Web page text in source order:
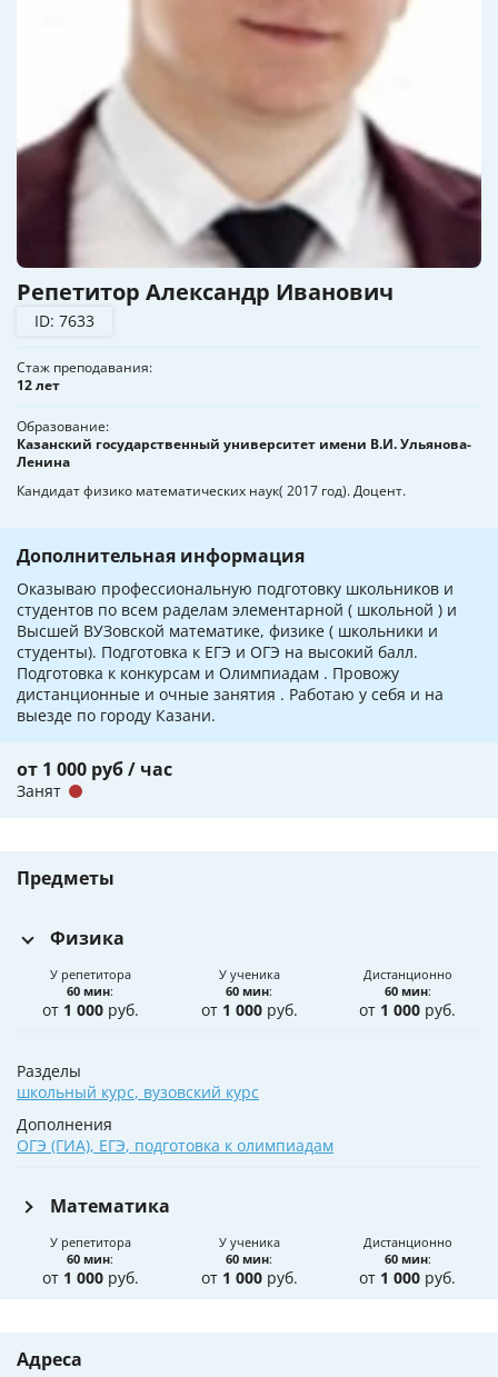
Репетитор Александр Иванович
ID: 7633
Стаж преподавания
12 лет
Образование
Казанский государственный университет имени В.И. Ульянова-
Ленина
Кандидат физико математических наук( 2017 год). Доцент.
Дополнительная информация
Оказываю профессиональную подготовку школьников и
студентов по всем раделам элементарной ( школьной ) и
Высшей ВУЗовской математике, физике ( школьники и
студенты). Подготовка к ЕГЭ и ОГЭ на высокий балл.
Подготовка к конкурсам и Олимпиадам . Провожу
дистанционные и очные занятия . Работаю у себя и на
выезде по городу Казани.
от 1 000 руб / час
Занят
Предметы
Физика
У репетитора
60 мин:
от 1 000руб.
У ученика
60 мин:
от 1 000руб.
Дистанционно
60 мин:
от 1 000 руб.
Разделы
школьный курс, вузовский курс
Дополнения
ОГЭ (ГИА), ЕГЭ, подготовка к олимпиадам
Математика
У репетитора
60 мин:
от 1 000руб.
У ученика
60 мин:
от 1 000руб.
Дистанционно
60 мин:
от 1 000 руб.
Адреса